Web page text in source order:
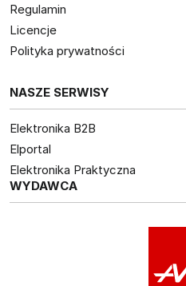
Regulamin
Licencje
Polityka prywatności
NASZE SERWISY
Elektronika B2B
Elportal
Elektronika Praktyczna
WYDAWCA